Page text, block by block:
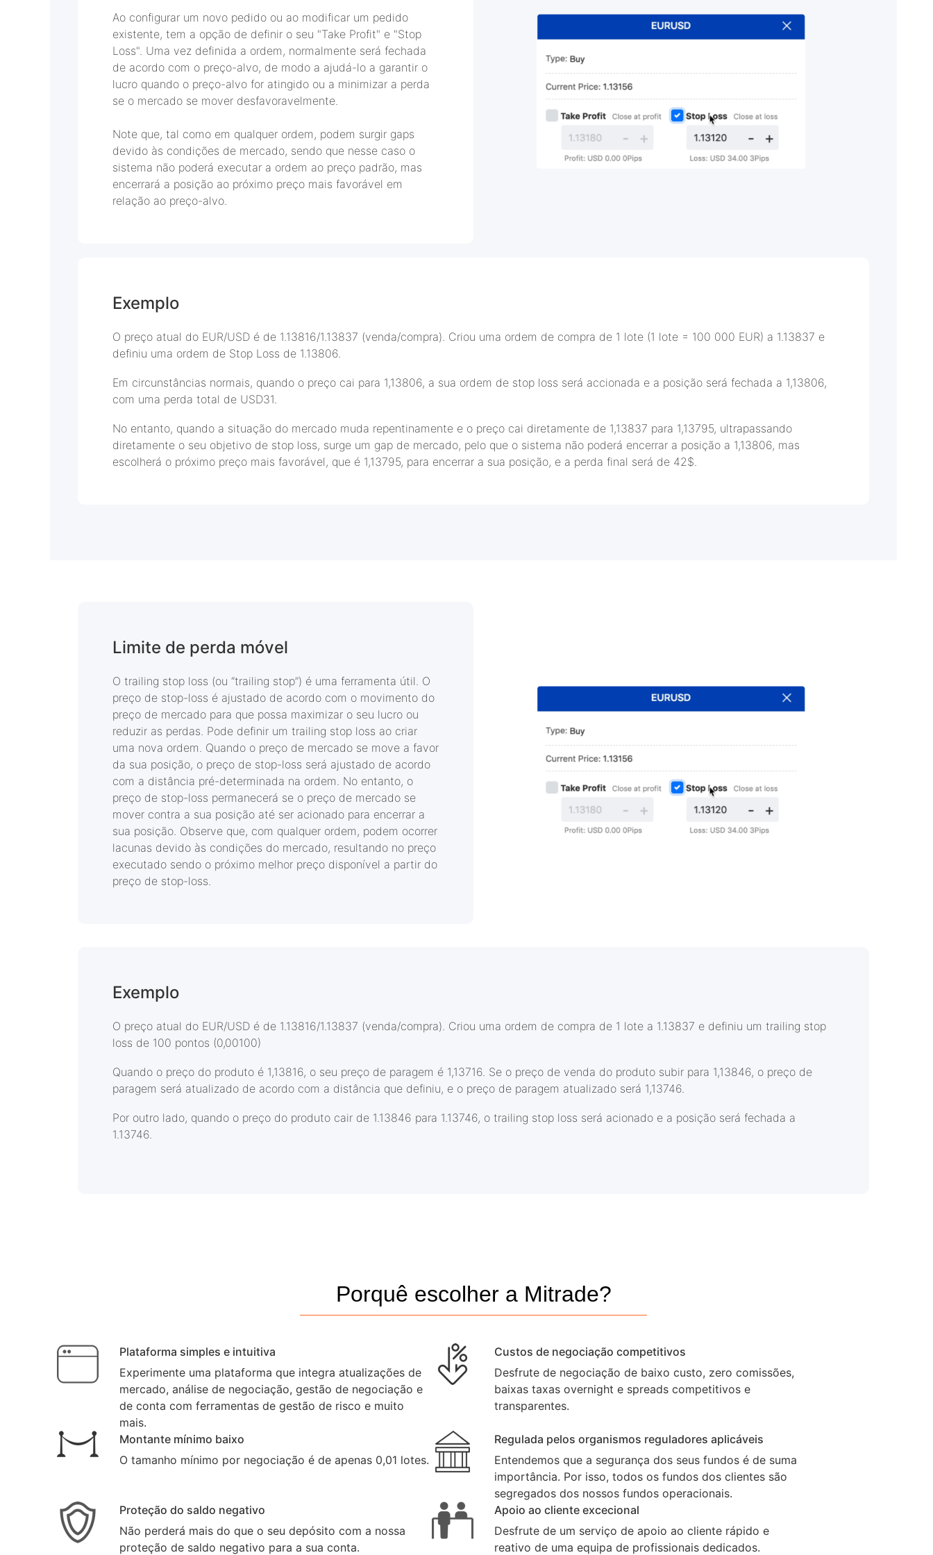
Ao configurar um novo pedido ou ao modificar um pedido
existente, tem a opção de definir o seu "Take Profit" e "Stop
Loss". Uma vez definida a ordem, normalmente será fechada
de acordo com o preço-alvo, de modo a ajudá-lo a garantir o
lucro quando o preço-alvo for atingido ou a minimizar a perda
se o mercado se mover desfavoravelmente.
Note que, tal como em qualquer ordem, podem surgir gaps
devido às condições de mercado, sendo que nesse caso o
sistema não poderá executar a ordem ao preço padrão, mas
encerrará a posição ao próximo preço mais favorável em
relação ao preço-alvo.
Exemplo
O preço atual do EUR/USD é de 1.13816/1.13837 (venda/compra). Criou uma ordem de compra de 1 lote (1 lote = 100 000 EUR) a 1.13837 e
definiu uma ordem de Stop Loss de 1.13806.
Em circunstâncias normais, quando o preço cai para 1,13806, a sua ordem de stop loss será accionada e a posição será fechada a 1,13806,
com uma perda total de USD31.
No entanto, quando a situação do mercado muda repentinamente e o preço cai diretamente de 1,13837 para 1,13795, ultrapassando
diretamente o seu objetivo de stop loss, surge um gap de mercado, pelo que o sistema não poderá encerrar a posição a 1,13806, mas
escolherá o próximo preço mais favorável, que é 1,13795, para encerrar a sua posição, e a perda final será de 42$.
Limite de perda móvel
O trailing stop loss (ou “trailing stop”) é uma ferramenta útil. O
preço de stop-loss é ajustado de acordo com o movimento do
preço de mercado para que possa maximizar o seu lucro ou
reduzir as perdas. Pode definir um trailing stop loss ao criar
uma nova ordem. Quando o preço de mercado se move a favor
da sua posição, o preço de stop-loss será ajustado de acordo
com a distância pré-determinada na ordem. No entanto, o
preço de stop-loss permanecerá se o preço de mercado se
mover contra a sua posição até ser acionado para encerrar a
sua posição. Observe que, com qualquer ordem, podem ocorrer
lacunas devido às condições do mercado, resultando no preço
executado sendo o próximo melhor preço disponível a partir do
preço de stop-loss.
Exemplo
O preço atual do EUR/USD é de 1.13816/1.13837 (venda/compra). Criou uma ordem de compra de 1 lote a 1.13837 e definiu um trailing stop
loss de 100 pontos (0,00100)
Quando o preço do produto é 1,13816, o seu preço de paragem é 1,13716. Se o preço de venda do produto subir para 1,13846, o preço de
paragem será atualizado de acordo com a distância que definiu, e o preço de paragem atualizado será 1,13746.
Por outro lado, quando o preço do produto cair de 1.13846 para 1.13746, o trailing stop loss será acionado e a posição será fechada a
1.13746.
Porquê escolher a Mitrade?
Plataforma simples e intuitiva
Experimente uma plataforma que integra atualizações de
mercado, análise de negociação, gestão de negociação e
de conta com ferramentas de gestão de risco e muito
mais.
Custos de negociação competitivos
Desfrute de negociação de baixo custo, zero comissões,
baixas taxas overnight e spreads competitivos e
transparentes.
Montante mínimo baixo
O tamanho mínimo por negociação é de apenas 0,01 lotes.
Regulada pelos organismos reguladores aplicáveis
Entendemos que a segurança dos seus fundos é de suma
importância. Por isso, todos os fundos dos clientes são
segregados dos nossos fundos operacionais.
Proteção do saldo negativo
Não perderá mais do que o seu depósito com a nossa
proteção de saldo negativo para a sua conta.
Apoio ao cliente excecional
Desfrute de um serviço de apoio ao cliente rápido e
reativo de uma equipa de profissionais dedicados.